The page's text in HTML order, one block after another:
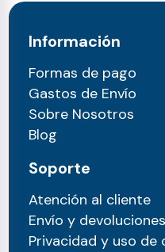
Información
Formas de pago
Gastos de Envío
Sobre Nosotros
Blog
Soporte
Atención al cliente
Envío y devoluciones
Privacidad y uso de